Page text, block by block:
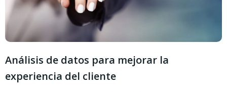
Análisis de datos para mejorar la
experiencia del cliente